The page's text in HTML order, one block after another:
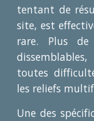
tentant de
site, est
rare. Plus de
toutes
les reliefs
Une des